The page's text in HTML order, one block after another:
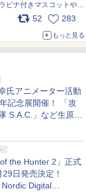
ビナ付きマスコットやス
52 283
もっと見る
氏アニメーター活動
記念展開催！ 「攻
S.A.C.」など生原
of the Hunter 2」正式
29日発売決定！
Nordic Digital